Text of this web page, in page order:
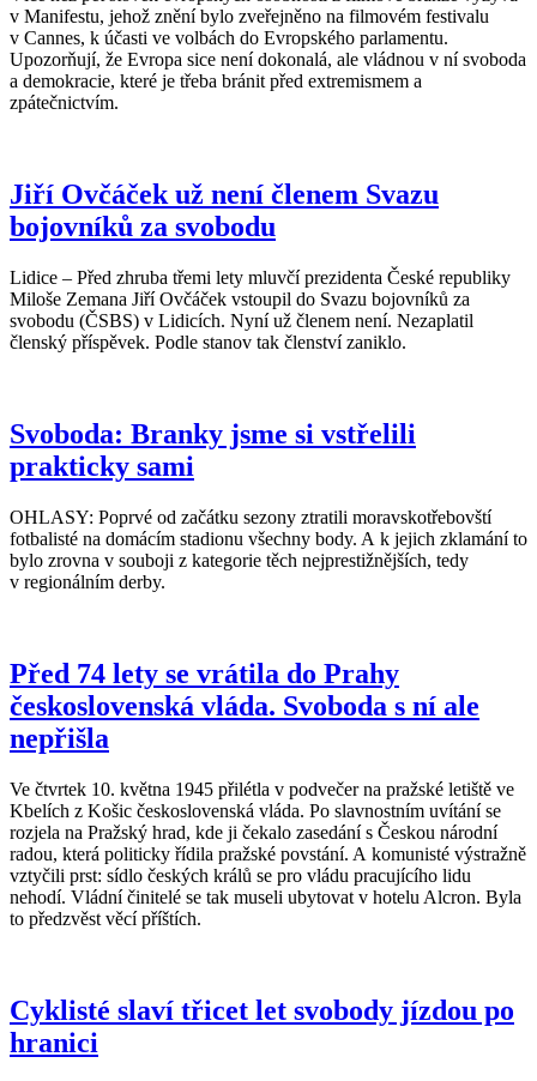
v Manifestu, jehož znění bylo zveřejněno na filmovém festivalu
v Cannes, k účasti ve volbách do Evropského parlamentu.
Upozorňují, že Evropa sice není dokonalá, ale vládnou v ní svoboda
a demokracie, které je třeba bránit před extremismem a
zpátečnictvím.
Jiří Ovčáček už není členem Svazu
bojovníků za svobodu
Lidice – Před zhruba třemi lety mluvčí prezidenta České republiky
Miloše Zemana Jiří Ovčáček vstoupil do Svazu bojovníků za
svobodu (ČSBS) v Lidicích. Nyní už členem není. Nezaplatil
členský příspěvek. Podle stanov tak členství zaniklo.
Svoboda: Branky jsme si vstřelili
prakticky sami
OHLASY: Poprvé od začátku sezony ztratili moravskotřebovští
fotbalisté na domácím stadionu všechny body. A k jejich zklamání to
bylo zrovna v souboji z kategorie těch nejprestižnějších, tedy
v regionálním derby.
Před 74 lety se vrátila do Prahy
československá vláda. Svoboda s ní ale
nepřišla
Ve čtvrtek 10. května 1945 přilétla v podvečer na pražské letiště ve
Kbelích z Košic československá vláda. Po slavnostním uvítání se
rozjela na Pražský hrad, kde ji čekalo zasedání s Českou národní
radou, která politicky řídila pražské povstání. A komunisté výstražně
vztyčili prst: sídlo českých králů se pro vládu pracujícího lidu
nehodí. Vládní činitelé se tak museli ubytovat v hotelu Alcron. Byla
to předzvěst věcí příštích.
Cyklisté slaví třicet let svobody jízdou po
hranici